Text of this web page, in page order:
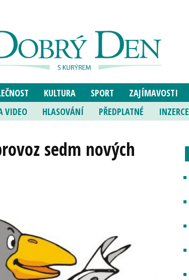
KULTURA SPORT ZAJÍMAVOSTI
VIDEO HLASOVÁNÍ PŘEDPLATNÉ INZERCE
sedm nových